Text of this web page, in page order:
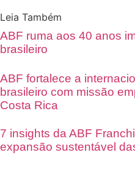
Leia Também
ABF ruma aos 40 anos
brasileiro
ABF fortalece a
brasileiro com missão
Costa Rica
7 insights da ABF
expansão sustentável